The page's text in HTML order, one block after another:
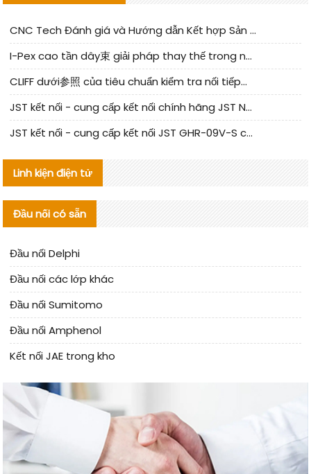
CNC Tech Đánh giá và Hướng dẫn Kết hợp Sản xuất Linh kiện Cable Nội địa
I-Pex cao tần dây束 giải pháp thay thế trong nước phân tích
CLIFF dưới参照 của tiêu chuẩn kiểm tra nối tiếp器 trong nước được cập nhật
JST kết nối - cung cấp kết nối chính hãng JST NSHR-02V-S | sản phẩm thay thế
JST kết nối - cung cấp kết nối JST GHR-09V-S chính hãng | hàng thay thế
Linh kiện điện tử
Đầu nối có sẵn
Đầu nối Delphi
Đầu nối các lớp khác
Đầu nối Sumitomo
Đầu nối Amphenol
Kết nối JAE trong kho